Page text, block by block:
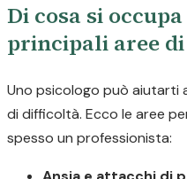
Di cosa si
principali aree
Uno psicologo può aiutarti
di difficoltà. Ecco le aree
spesso un professionista: